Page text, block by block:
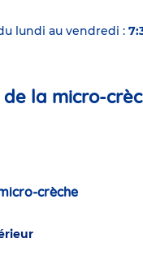
lundi au vendredi :
la micro-
crèche